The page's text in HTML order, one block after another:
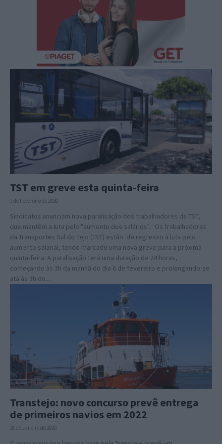
TST em greve esta quinta-feira
1 de Fevereiro de 2020
Sindicatos anunciam nova paralisação dos trabalhadores da TST,
que mantêm a luta pelo "aumento dos salários". Os trabalhadores
da Transportes Sul do Tejo (TST) estão de regresso à luta pelo
aumento salarial, tendo marcado uma nova greve para a próxima
quinta-feira. A paralisação terá uma duração de 24 horas,
começando às 3h da manhã do dia 6 de fevereiro e prolongando-se
atá às 3h do...
Transtejo: novo concurso prevê entrega
de primeiros navios em 2022
28 de Janeiro de 2020